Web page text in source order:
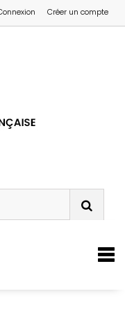
Créer un compte